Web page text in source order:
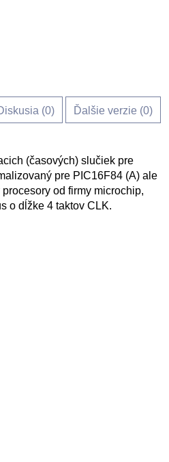
(0) Ďalšie verzie (0)
(časových) slučiek pre
pre PIC16F84 (A) ale
od firmy microchip,
o dĺžke 4 taktov CLK.